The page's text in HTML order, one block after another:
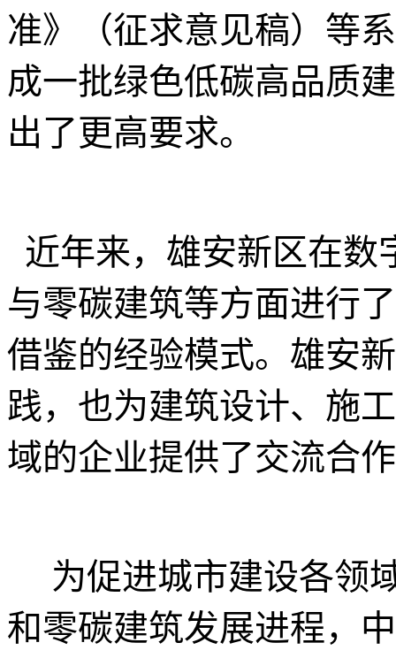
准》（征求意见稿）等
成一批绿色低碳高品质
出了更高要求。
近年来， 雄安新区在数
与零碳建筑等方面进行
借鉴的经验模式。雄安
践，也为建筑设计、施
域的企业提供了交流合
为促进城市建设各领
和零碳建筑发展进程，